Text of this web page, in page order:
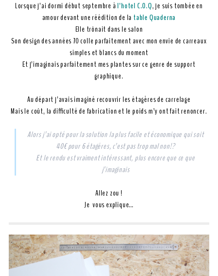
Lorsque j’ai dormi début septembre àl’hotel C.O.Q, je suis tombée en
amour devant une réédition de la table Quaderna
Elle trônait dans le salon
Son design des années 70 colle parfaitement avec mon envie de carreaux
simples et blancs du moment
Et j’imaginais parfaitement mes plantes sur ce genre de support
graphique.
Au départ j’avais imaginé recouvrir les étagères de carrelage
Mais le coût, la difficulté de fabrication et le poids m’y ont fait renoncer.
Alors j’ai opté pour la solution la plus facile et économique qui soit
40€ pour 6 étagères, c’est pas trop mal non!?
Et le rendu est vraiment intéressant, plus encore que ce que
j’imaginais
Allez zou !
Je vous explique…